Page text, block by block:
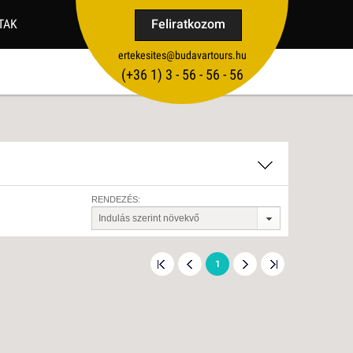
Feliratkozom
ertekesites@budavartours.hu
(+36­ 1) 3 - 56 - 56 - 56
TIPPEK
VISSZAJELZÉS KÜLDÉSE
RENDEZÉS:
Indulás szerint növekvő
1